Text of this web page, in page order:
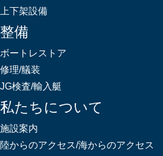
上下架設備
整備
ボートレストア
修理/艤装
JG検査/輸入艇
私たちについて
施設案内
陸からのアクセス/海からのアクセス